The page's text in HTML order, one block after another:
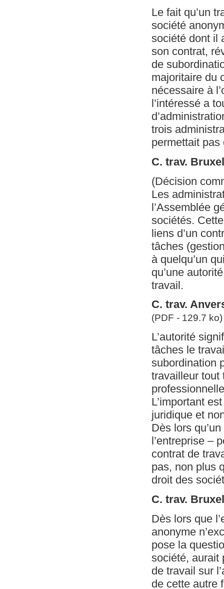
Le fait qu’un
société
société dont il
son contrat,
de
majoritaire du
nécessaire à
l’intéressé a
trois
permettait
C. trav.
(Décision
Les
l’Assemblée
sociétés.
liens d’un
tâches
à quelqu’un
qu’une
travail.
C. trav.
(PDF - 129.7 ko)
L’autorité
tâches le
subordination
travailleur tout
L’important
juridique et
Dès lors
l’entreprise –
contrat de
pas, non plus
droit des
C. trav.
Dès lors que
anonyme
pose la
société, aurait
de travail sur
de cette autre